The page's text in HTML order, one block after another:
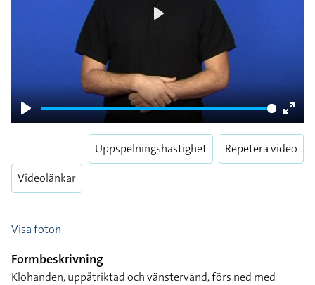
Play
Enter
Videolänkar
Uppspelningshastighet Repetera video
Visa foton
Formbeskrivning
Klohanden, uppåtriktad och vänstervänd, förs ned med